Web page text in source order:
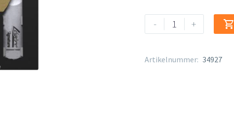
-
Legere
Signature
Saxophon
+ 
Alternative:
Artikelnummer: 34927